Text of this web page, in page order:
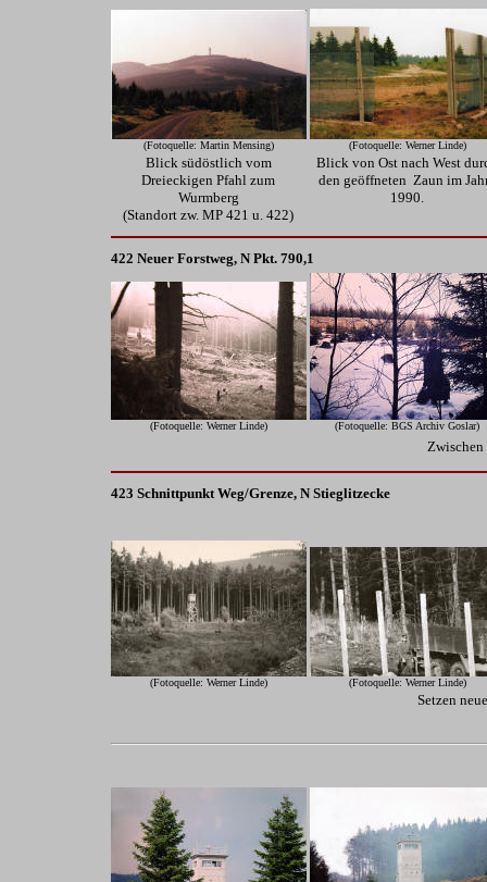
(Fotoquelle: Martin Mensing) (Fotoquelle: Werner Linde)
Blick südöstlich vom
Dreieckigen Pfahl zum
Wurmberg
(Standort zw. MP 421 u. 422)
Blick von Ost nach West
den geöffneten Zaun im
1990.
422 Neuer Forstweg, N Pkt. 790,1
(Fotoquelle: Werner Linde) (Fotoquelle: BGS Archiv Goslar)
423 Schnittpunkt Weg/Grenze, N Stieglitzecke
(Fotoquelle: Werner Linde) (Fotoquelle: Werner Linde)
Setzen